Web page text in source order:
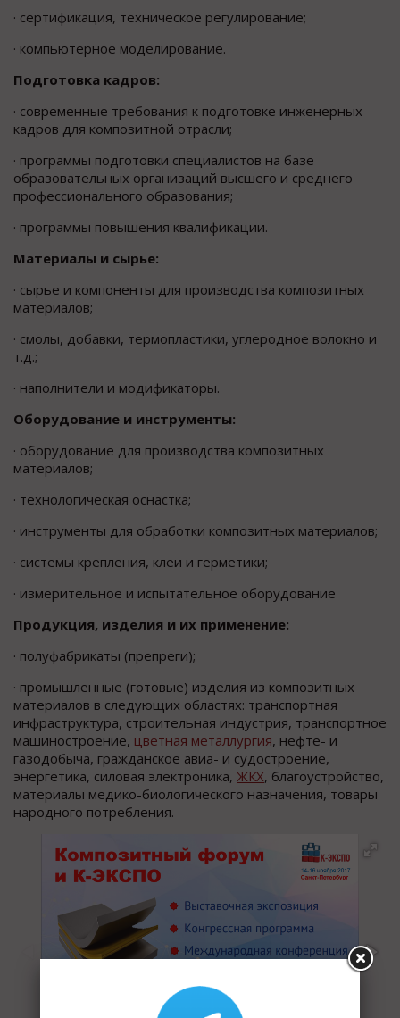
· сертификация, техническое регулирование;
· компьютерное моделирование.
Подготовка кадров:
· современные требования к подготовке инженерных
кадров для композитной отрасли;
· программы подготовки специалистов на базе
образовательных организаций высшего и среднего
профессионального образования;
· программы повышения квалификации.
Материалы и сырье:
· сырье и компоненты для производства композитных
материалов;
· смолы, добавки, термопластики, углеродное волокно и
т.д.;
· наполнители и модификаторы.
Оборудование и инструменты:
· оборудование для производства композитных
материалов;
· технологическая оснастка;
· инструменты для обработки композитных материалов;
· системы крепления, клеи и герметики;
· измерительное и испытательное оборудование
Продукция, изделия и их применение:
· полуфабрикаты (препреги);
· промышленные (готовые) изделия из композитных
материалов в следующих областях: транспортная
инфраструктура, строительная индустрия, транспортное
машиностроение, цветная металлургия, нефте- и
газодобыча, гражданское авиа- и судостроение,
энергетика, силовая электроника, ЖКХ, благоустройство,
материалы медико-биологического назначения, товары
народного потребления.